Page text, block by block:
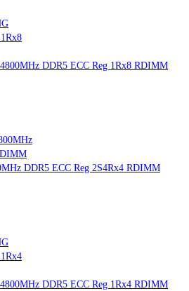
DDR5 ECC Reg 1Rx8 RDIMM
DDR5 ECC Reg 2S4Rx4 RDIMM
DDR5 ECC Reg 1Rx4 RDIMM